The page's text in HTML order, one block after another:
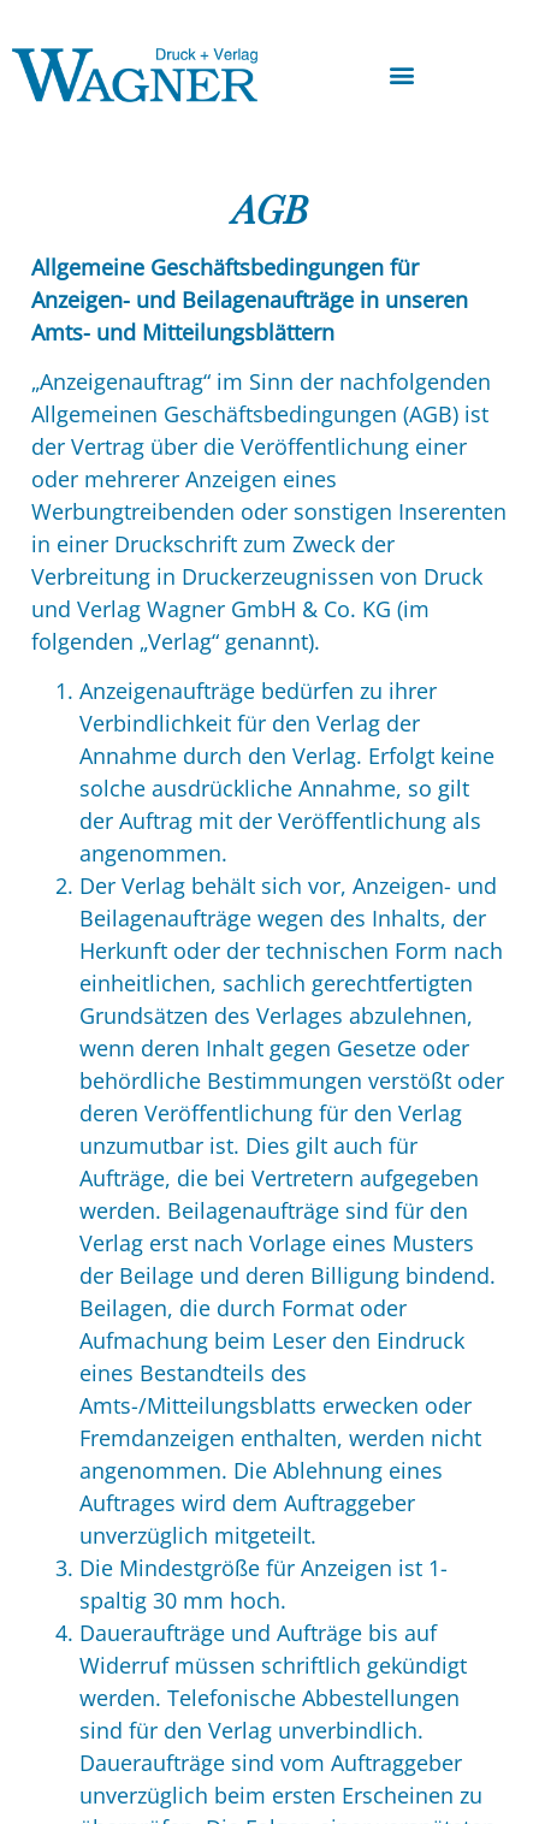
AGB
Allgemeine Geschäftsbedingungen für
Anzeigen- und Beilagenaufträge in unseren
Amts- und Mitteilungsblättern
„Anzeigenauftrag“ im Sinn der nachfolgenden
Allgemeinen Geschäftsbedingungen (AGB) ist
der Vertrag über die Veröffentlichung einer
oder mehrerer Anzeigen eines
Werbungtreibenden oder sonstigen Inserenten
in einer Druckschrift zum Zweck der
Verbreitung in Druckerzeugnissen von Druck
und Verlag Wagner GmbH & Co. KG (im
folgenden „Verlag“ genannt).
Anzeigenaufträge bedürfen zu ihrer
Verbindlichkeit für den Verlag der
Annahme durch den Verlag. Erfolgt keine
solche ausdrückliche Annahme, so gilt
der Auftrag mit der Veröffentlichung als
angenommen.
Der Verlag behält sich vor, Anzeigen- und
Beilagenaufträge wegen des Inhalts, der
Herkunft oder der technischen Form nach
einheitlichen, sachlich gerechtfertigten
Grundsätzen des Verlages abzulehnen,
wenn deren Inhalt gegen Gesetze oder
behördliche Bestimmungen verstößt oder
deren Veröffentlichung für den Verlag
unzumutbar ist. Dies gilt auch für
Aufträge, die bei Vertretern aufgegeben
werden. Beilagenaufträge sind für den
Verlag erst nach Vorlage eines Musters
der Beilage und deren Billigung bindend.
Beilagen, die durch Format oder
Aufmachung beim Leser den Eindruck
eines Bestandteils des
Amts-/Mitteilungsblatts erwecken oder
Fremdanzeigen enthalten, werden nicht
angenommen. Die Ablehnung eines
Auftrages wird dem Auftraggeber
unverzüglich mitgeteilt.
Die Mindestgröße für Anzeigen ist 1-
spaltig 30 mm hoch.
Daueraufträge und Aufträge bis auf
Widerruf müssen schriftlich gekündigt
werden. Telefonische Abbestellungen
sind für den Verlag unverbindlich.
Daueraufträge sind vom Auftraggeber
unverzüglich beim ersten Erscheinen zu